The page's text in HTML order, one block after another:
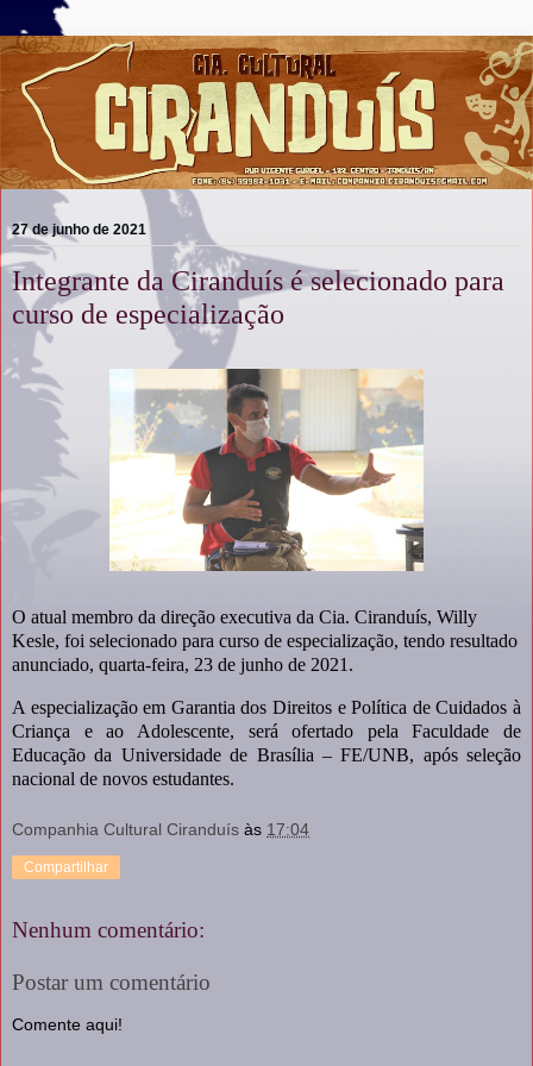
27 de junho de 2021
Integrante da Ciranduís é selecionado para
curso de especialização
O atual membro da direção executiva da Cia. Ciranduís, Willy
Kesle, foi selecionado para curso de especialização, tendo resultado
anunciado, quarta-feira, 23 de junho de 2021.
A especialização em Garantia dos Direitos e Política de Cuidados à
Criança e ao Adolescente, será ofertado pela Faculdade de
Educação da Universidade de Brasília – FE/UNB, após seleção
nacional de novos estudantes.
Companhia Cultural Ciranduís às 17:04
Compartilhar
Nenhum comentário:
Postar um comentário
Comente aqui!